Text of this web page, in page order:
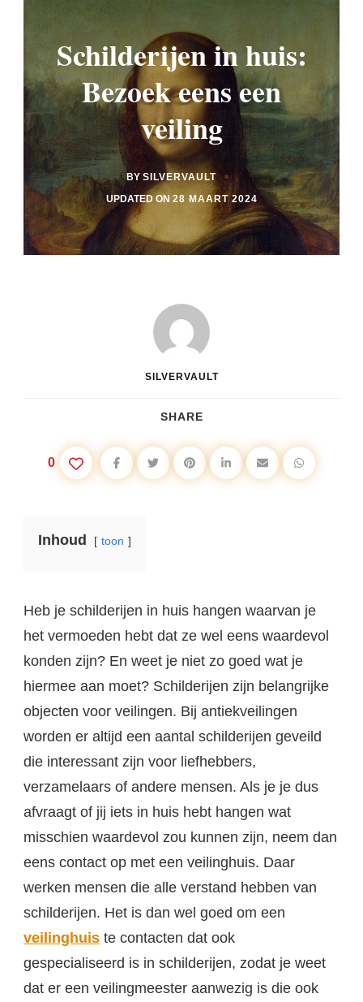
Schilderijen in huis:
Bezoek eens een
veiling
BY SILVERVAULT
UPDATED ON 28 MAART 2024
SILVERVAULT
SHARE
0
Inhoud toon
Heb je schilderijen in huis hangen waarvan je
het vermoeden hebt dat ze wel eens waardevol
konden zijn? En weet je niet zo goed wat je
hiermee aan moet? Schilderijen zijn belangrijke
objecten voor veilingen. Bij antiekveilingen
worden er altijd een aantal schilderijen geveild
die interessant zijn voor liefhebbers,
verzamelaars of andere mensen. Als je je dus
afvraagt of jij iets in huis hebt hangen wat
misschien waardevol zou kunnen zijn, neem dan
eens contact op met een veilinghuis. Daar
werken mensen die alle verstand hebben van
schilderijen. Het is dan wel goed om een
veilinghuis te contacten dat ook
gespecialiseerd is in schilderijen, zodat je weet
dat er een veilingmeester aanwezig is die ook